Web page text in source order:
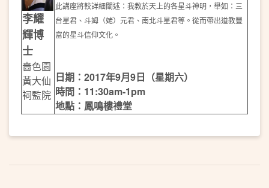
李耀
輝博
士
嗇色園
黃大仙
祠監院
此講座將較詳細闡述：我教於天上的各星斗神明，舉如：三
台星君、斗姆（姥）元君、南北斗星君等。從而帶出道教豐
富的星斗信仰文化。
日期：2017年9月9日（星期六）
時間：11:30am-1pm
地點：鳳鳴樓禮堂